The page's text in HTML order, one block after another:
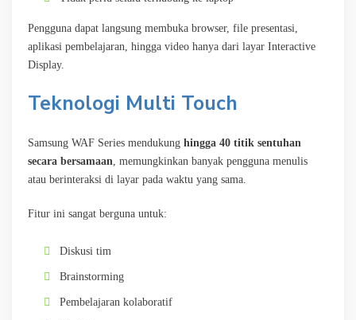
Pengguna dapat langsung membuka browser, file presentasi,
aplikasi pembelajaran, hingga video hanya dari layar Interactive
Display.
Teknologi Multi Touch
Samsung WAF Series mendukung hingga 40 titik sentuhan
secara bersamaan , memungkinkan banyak pengguna menulis
atau berinteraksi di layar pada waktu yang sama.
Fitur ini sangat berguna untuk:
Diskusi tim
Brainstorming
Pembelajaran kolaboratif